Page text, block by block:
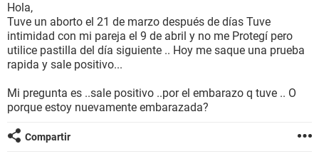
BIENESTAR
SEXUALIDAD
Hola,
Tuve un aborto el 21 de marzo después de días Tuve
intimidad con mi pareja el 9 de abril y no me Protegí pero
utilice pastilla del día siguiente .. Hoy me saque una prueba
rapida y sale positivo...
Mi pregunta es ..sale positivo ..por el embarazo q tuve .. O
porque estoy nuevamente embarazada?
Compartir